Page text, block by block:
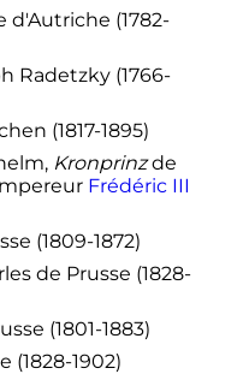
(1782-
Radetzky (1766-
(1817-1895)
Kronprinzde
Frédéric III
(1809-1872)
de Prusse (1828-
(1801-1883)
(1828-1902)